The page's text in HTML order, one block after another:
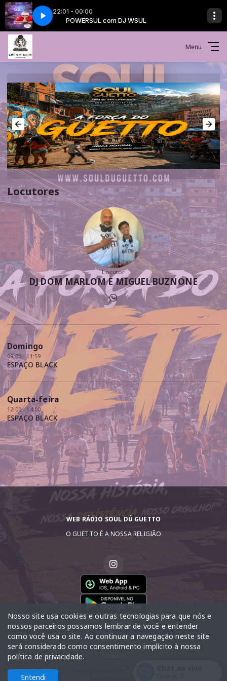
22:01 - 00:00
POWERSUL com DJ WSUL
Menu
Locutores
Locutor
DJ DOM MARLOM E MIGUEL BUZNONE
Domingo
09:00 - 11:59
ESPAÇO BLACK
Quarta-feira
12:00 - 14:00
ESPAÇO BLACK
WEB RÁDIO SOUL DÚ GUETTO
O GUETTO É A NOSSA RELIGIÃO
Programação
Contato
Nosso site usa cookies e outras tecnologias para que nós e
nossos parceiros possamos lembrar de você e entender
como você usa o site. Ao continuar a navegação neste site
será considerado como consentimento implícito à nossa
política de privacidade.
Entendi